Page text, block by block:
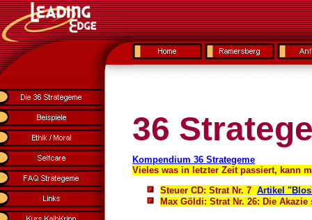
36
Kompendium 36 Strategeme
Vieles was in letzter Zeit passiert, kann
Steuer CD: Strat Nr. 7 Artikel
Max Göldi: Strat Nr. 26: Die